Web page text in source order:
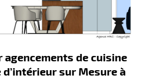
agencements de cuisine
d’intérieur sur Mesure à